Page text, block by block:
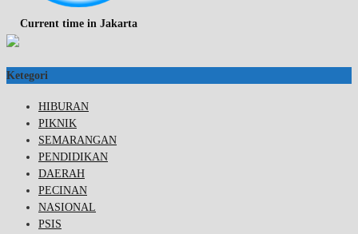
Current time in Jakarta
Ketegori
HIBURAN
PIKNIK
SEMARANGAN
PENDIDIKAN
DAERAH
PECINAN
NASIONAL
PSIS